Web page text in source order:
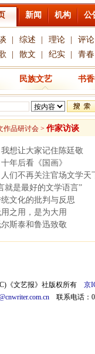
新闻 机构 公
综述 理论
评论
散文 纪实 青春
民族文艺 书
作品研讨会 > 作家访谈
想让大家记住陈廷敬
年后看《国画》
们不再关注官场文学天
就是最好的文学语言”
文化的批判与反思
之用，是为大用
斯泰和鲁迅致敬
《文艺报》社版权所有 京
联系电话：